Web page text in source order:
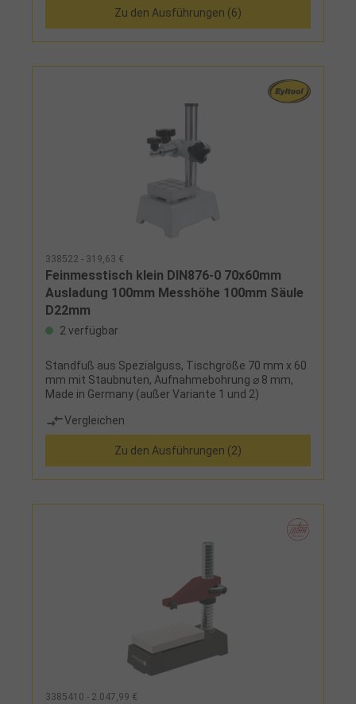
Zu den Ausführungen (6)
338522 - 319,63 €
Feinmesstisch klein DIN876-0 70x60mm
Ausladung 100mm Messhöhe 100mm Säule
D22mm
2 verfügbar
Standfuß aus Spezialguss, Tischgröße 70 mm x 60
mm mit Staubnuten, Aufnahmebohrung ⌀ 8 mm,
Made in Germany (außer Variante 1 und 2)
Vergleichen
Zu den Ausführungen (2)
3385410 - 2.047,99 €